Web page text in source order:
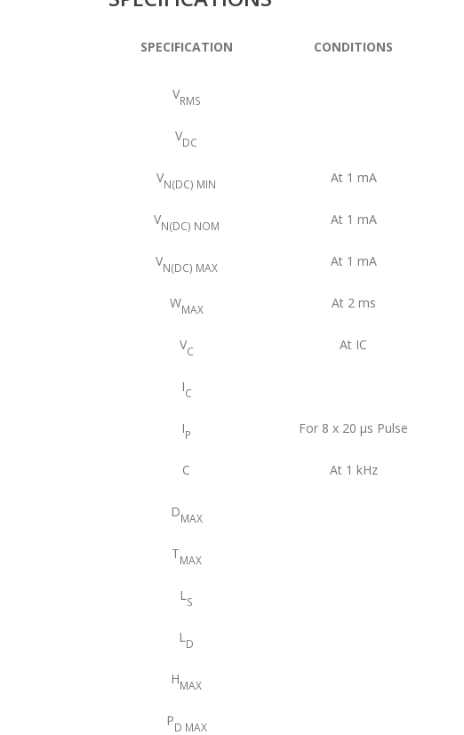
SPECIFICATION CONDITIONS
VRMS
VDC
VN(DC) MIN At 1 mA
VN(DC) NOM At 1 mA
VN(DC) MAX At 1 mA
WMAX At 2 ms
VC At IC
IC
IP For 8 x 20 μs Pulse
C At 1 kHz
DMAX
TMAX
LS
LD
HMAX
PD MAX